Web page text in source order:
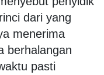
dari yang
menerima
berhalangan
pasti